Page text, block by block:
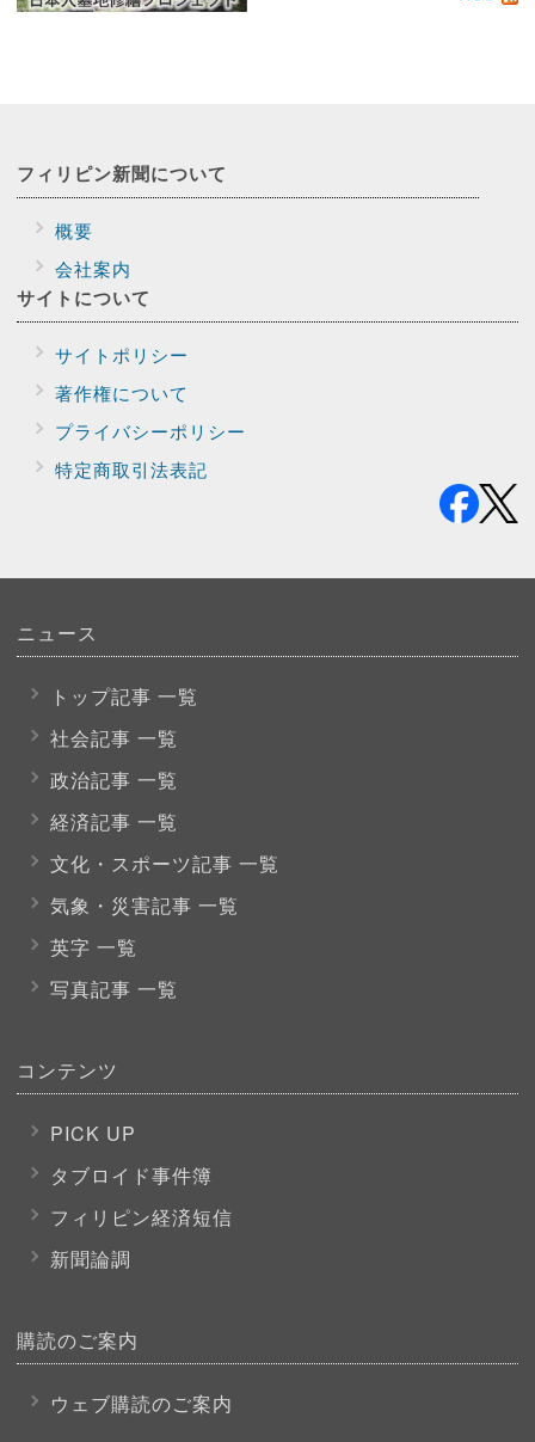
フィリピン新聞について
概要
会社案内
サイトについて
サイトポリシー
著作権について
プライバシーポリシー
特定商取引法表記
ニュース
トップ記事 一覧
社会記事 一覧
政治記事 一覧
経済記事 一覧
文化・スポーツ記事 一覧
気象・災害記事 一覧
英字 一覧
写真記事 一覧
コンテンツ
PICK UP
タブロイド事件簿
フィリピン経済短信
新聞論調
購読のご案内
ウェブ購読のご案内